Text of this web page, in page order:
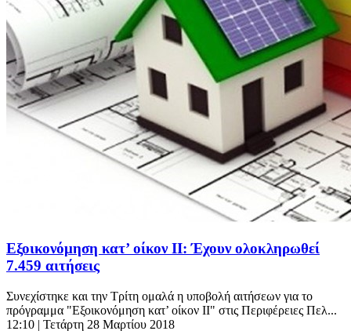
Εξοικονόμηση κατ’ οίκον ΙΙ: Έχουν ολοκληρωθεί
7.459 αιτήσεις
Συνεχίστηκε και την Τρίτη ομαλά η υποβολή αιτήσεων για το
πρόγραμμα "Εξοικονόμηση κατ’ οίκον ΙΙ" στις Περιφέρειες Πελ...
12:10 | Τετάρτη 28 Μαρτίου 2018